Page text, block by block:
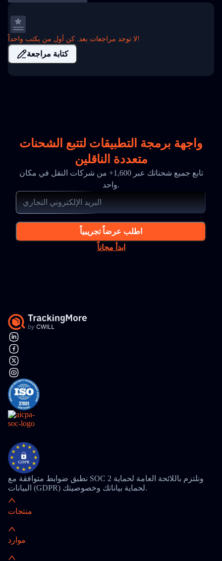
لا توجد مراجعات بعد. كن أول من يكتب واحداً!
كتابة مراجعة
واجهة برمجة التطبيقات لتتبع الشحنات
متعددة الناقلين
تابع جميع شحناتك عبر 1,600+ من شركات النقل في مكان
واحد.
اطلب عرضاً تجريبياً
ابدأ مجاناً
نطبق ضوابط متوافقة مع SOC 2 ونلتزم باللائحة العامة لحماية
البيانات (GDPR) لحماية بياناتك وخصوصيتك.
منتجات
موارد